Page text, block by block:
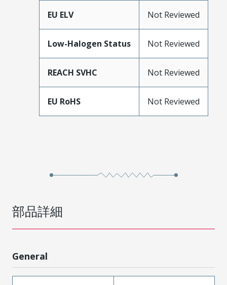
EU ELV Not Reviewed
Low-Halogen Status Not Reviewed
REACH SVHC Not Reviewed
EU RoHS Not Reviewed
部品詳細
General